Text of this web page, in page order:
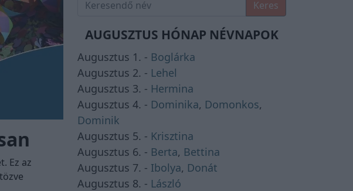
Ez az
Keres
AUGUSZTUS HÓNAP NÉVNAPOK
Augusztus 1. - Boglárka
Augusztus 2. - Lehel
Augusztus 3. - Hermina
Augusztus 4. - Dominika, Domonkos,
Dominik
Augusztus 5. - Krisztina
Augusztus 6. - Berta, Bettina
Augusztus 7. - Ibolya, Donát
Augusztus 8. - László